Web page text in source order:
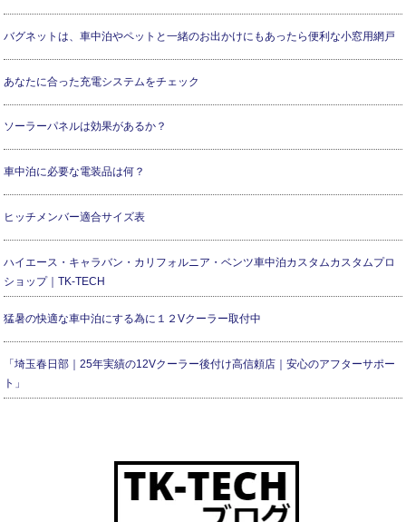
バグネットは、車中泊やペットと一緒のお出かけにもあったら便利な小窓用網戸
あなたに合った充電システムをチェック
ソーラーパネルは効果があるか？
車中泊に必要な電装品は何？
ヒッチメンバー適合サイズ表
ハイエース・キャラバン・カリフォルニア・ベンツ車中泊カスタムカスタムプロ
ショップ｜TK-TECH
猛暑の快適な車中泊にする為に１２Vクーラー取付中
「埼玉春日部｜25年実績の12Vクーラー後付け高信頼店｜安心のアフターサポー
ト」